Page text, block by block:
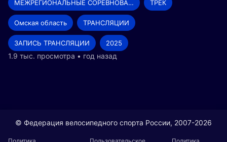
МЕЖРЕГИОНАЛЬНЫЕ СОРЕВНОВАНИЯ ТРЕК
Омская область ТРАНСЛЯЦИИ
ЗАПИСЬ ТРАНСЛЯЦИИ 2025
1.9 тыс. просмотра • год назад
© Федерация велосипедного спорта России, 2007-2026